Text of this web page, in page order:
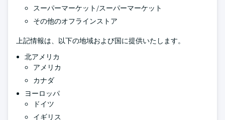
スーパーマーケット/スーパーマーケット
その他のオフラインストア
上記情報は、以下の地域および国に提供いたします。
北アメリカ
アメリカ
カナダ
ヨーロッパ
ドイツ
イギリス